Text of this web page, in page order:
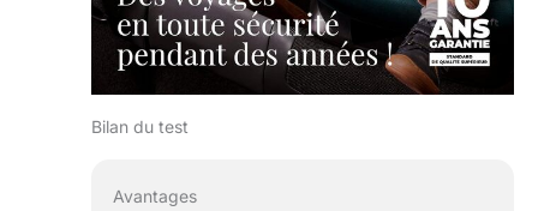
Bilan du test
Avantages